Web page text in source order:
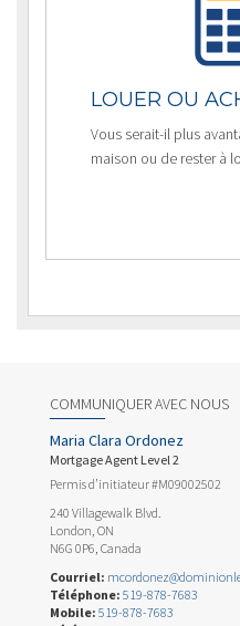
LOUER OU
Vous serait-il plus
maison ou de rester à
COMMUNIQUER AVEC NOUS
Maria Clara Ordonez
Mortgage Agent Level 2
Permis d’initiateur #M09002502
240 Villagewalk Blvd.
London, ON
N6G 0P6, Canada
Courriel:
Téléphone: 519-878-7683
Mobile: 519-878-7683